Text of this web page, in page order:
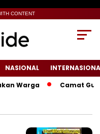
CONTENT
NASIONAL
Warga
‎‎Camat